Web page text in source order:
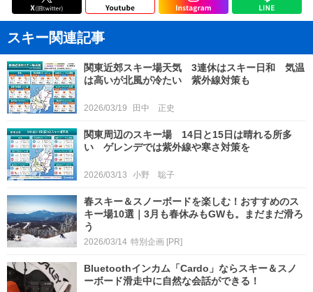
スキー関連記事
関東近郊スキー場天気 3連休はスキー日和 気温
は高いが北風が冷たい 紫外線対策も
2026/03/19 田中 正史
関東周辺のスキー場 14日と15日は晴れる所多
い ゲレンデでは紫外線や寒さ対策を
2026/03/13 小野 聡子
春スキー＆スノーボードを楽しむ！おすすめのス
キー場10選｜3月も春休みもGWも。まだまだ滑ろ
う
2026/03/14 特別企画 [PR]
Bluetoothインカム「Cardo」ならスキー＆スノ
ーボード滑走中に自然な会話ができる！